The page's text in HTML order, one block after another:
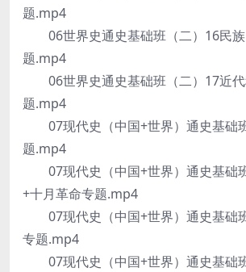
题.mp4
06世界史通史基础班（二）16民族
题.mp4
06世界史通史基础班（二）17近代
题.mp4
07现代史（中国+世界）通史基础
题.mp4
07现代史（中国+世界）通史基础
+十月革命专题.mp4
07现代史（中国+世界）通史基础
专题.mp4
07现代史（中国+世界）通史基础